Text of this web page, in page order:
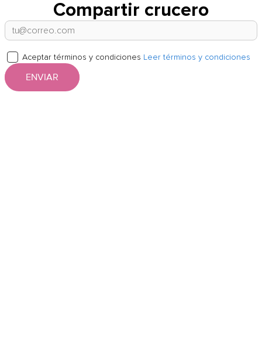
Compartir crucero
Aceptar términos y condiciones Leer términos y condiciones
ENVIAR